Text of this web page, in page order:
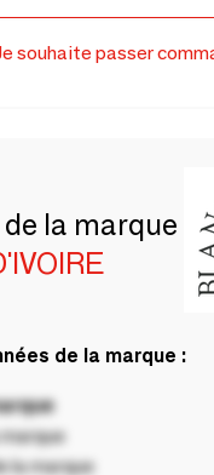
souhaite passer
la marque
de la marque :
la marque